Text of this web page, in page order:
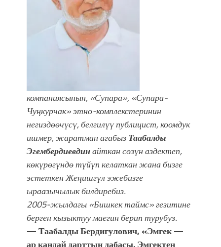
компаниясынын, «Супара», «Супара-
Чуңкурчак» этно-комплекстеринин
негиздөөчүсү, белгилүү публицист, коомдук
ишмер, жаратман агабызТаабалды
Эгембердиевдинайткан сөзүн аздектеп,
көкүрөгүндө түйүп келаткан жана бизге
эстеткен Жеңишгүл эжебизге
ыраазычылык билдиребиз.
2005-жылдагы «Бишкек таймс» гезитине
берген кызыктуу маегин берип турубуз.
— Таабалды Бердигулович, «Эмгек —
ар кандай дарттын дабасы. Эмгектен